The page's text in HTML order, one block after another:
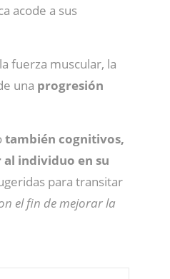
acode a sus
fuerza muscular, la
una progresión
también cognitivos,
individuo en su
para transitar
el fin de mejorar la